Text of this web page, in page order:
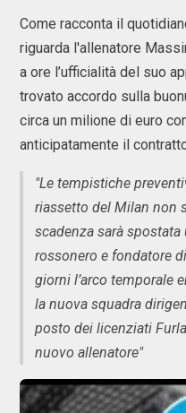
Come racconta il
riguarda l'allenatore
a ore l’ufficialità del suo
trovato accordo sulla
circa un milione di euro
anticipatamente il
"Le tempistiche
riassetto del Milan non
scadenza sarà
rossonero e fondatore
giorni l’arco temporale
la nuova squadra
posto dei licenziati
nuovo allenatore"